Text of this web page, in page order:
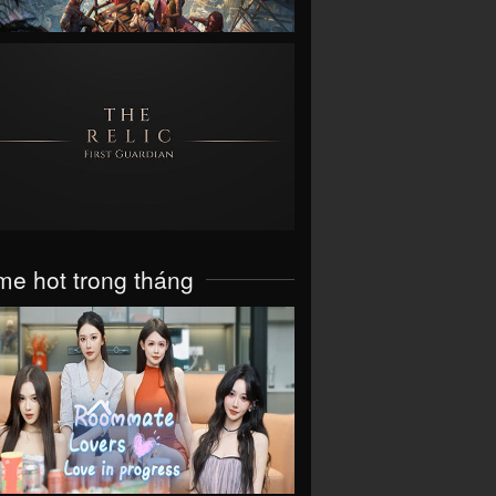
VIEW
hot trong tháng
VIEW